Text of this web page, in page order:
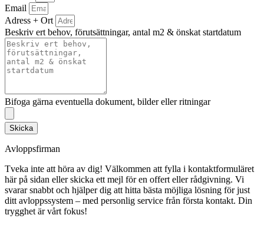
Email
Adress + Ort
Beskriv ert behov, förutsättningar, antal m2 & önskat startdatum
Bifoga gärna eventuella dokument, bilder eller ritningar
Skicka
Avloppsfirman
Tveka inte att höra av dig! Välkommen att fylla i kontaktformuläret
här på sidan eller skicka ett mejl för en offert eller rådgivning. Vi
svarar snabbt och hjälper dig att hitta bästa möjliga lösning för just
ditt avloppssystem – med personlig service från första kontakt. Din
trygghet är vårt fokus!